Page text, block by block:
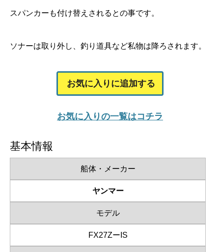
スパンカーも付け替えされるとの事です。
ソナーは取り外し、釣り道具など私物は降ろされます。
お気に入りに追加する
お気に入りの一覧はコチラ
基本情報
船体・メーカー
ヤンマー
モデル
FX27ZーIS